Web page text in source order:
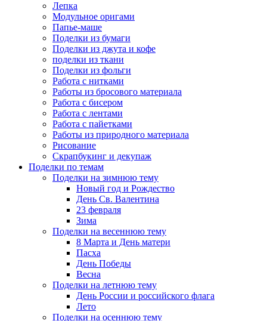
Лепка
Модульное оригами
Папье-маше
Поделки из бумаги
Поделки из джута и кофе
поделки из ткани
Поделки из фольги
Работа с нитками
Работы из бросового материала
Работа с бисером
Работа с лентами
Работа с пайетками
Работы из природного материала
Рисование
Скрапбукинг и декупаж
Поделки по темам
Поделки на зимнюю тему
Новый год и Рождество
День Св. Валентина
23 февраля
Зима
Поделки на весеннюю тему
8 Марта и День матери
Пасха
День Победы
Весна
Поделки на летнюю тему
День России и российского флага
Лето
Поделки на осеннюю тему